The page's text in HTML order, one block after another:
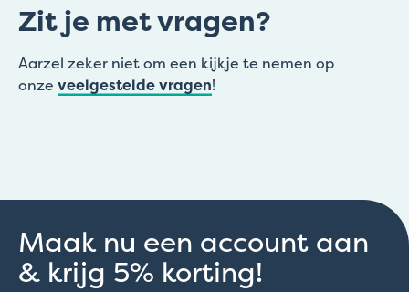
Zit je met vragen?
Aarzel zeker niet om een kijkje te nemen op
onze veelgestelde vragen!
Maak nu een account aan
& krijg 5% korting!